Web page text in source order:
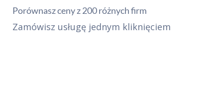
Porównasz ceny z 200 różnych firm
Zamówisz usługę jednym kliknięciem